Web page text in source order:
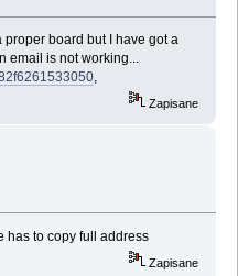
proper board but I have got a
email is not working...
,
Zapisane
has to copy full address
Zapisane